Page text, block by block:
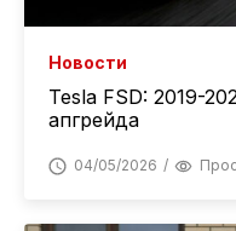
Новости
Tesla FSD: 2019-
апгрейда
04/05/2026